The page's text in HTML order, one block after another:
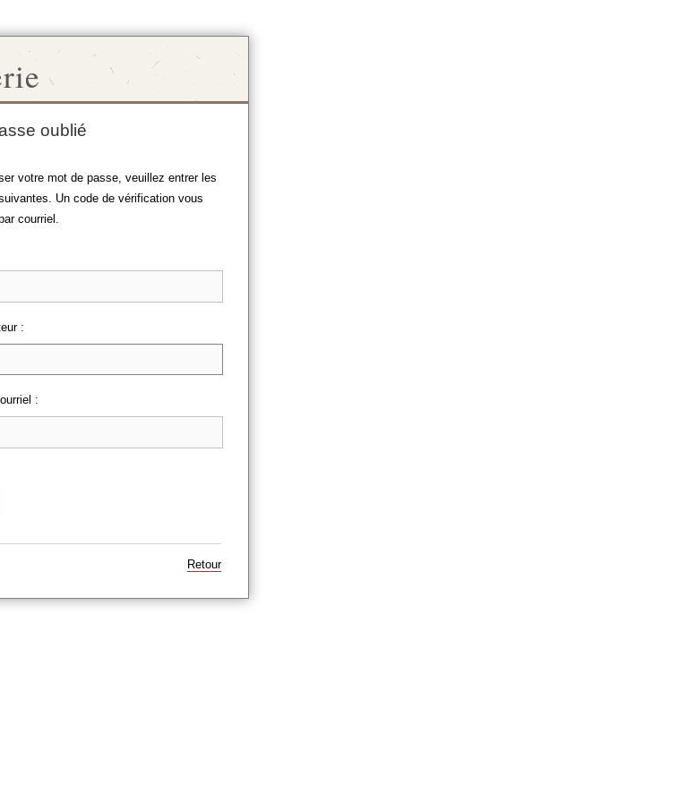
oublié
votre mot de passe, veuillez entrer les
Un code de vérification vous
courriel.
:
:
Retour